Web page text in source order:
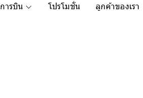
ารบิน โปรโมชั่น ลูกค้าของเรา